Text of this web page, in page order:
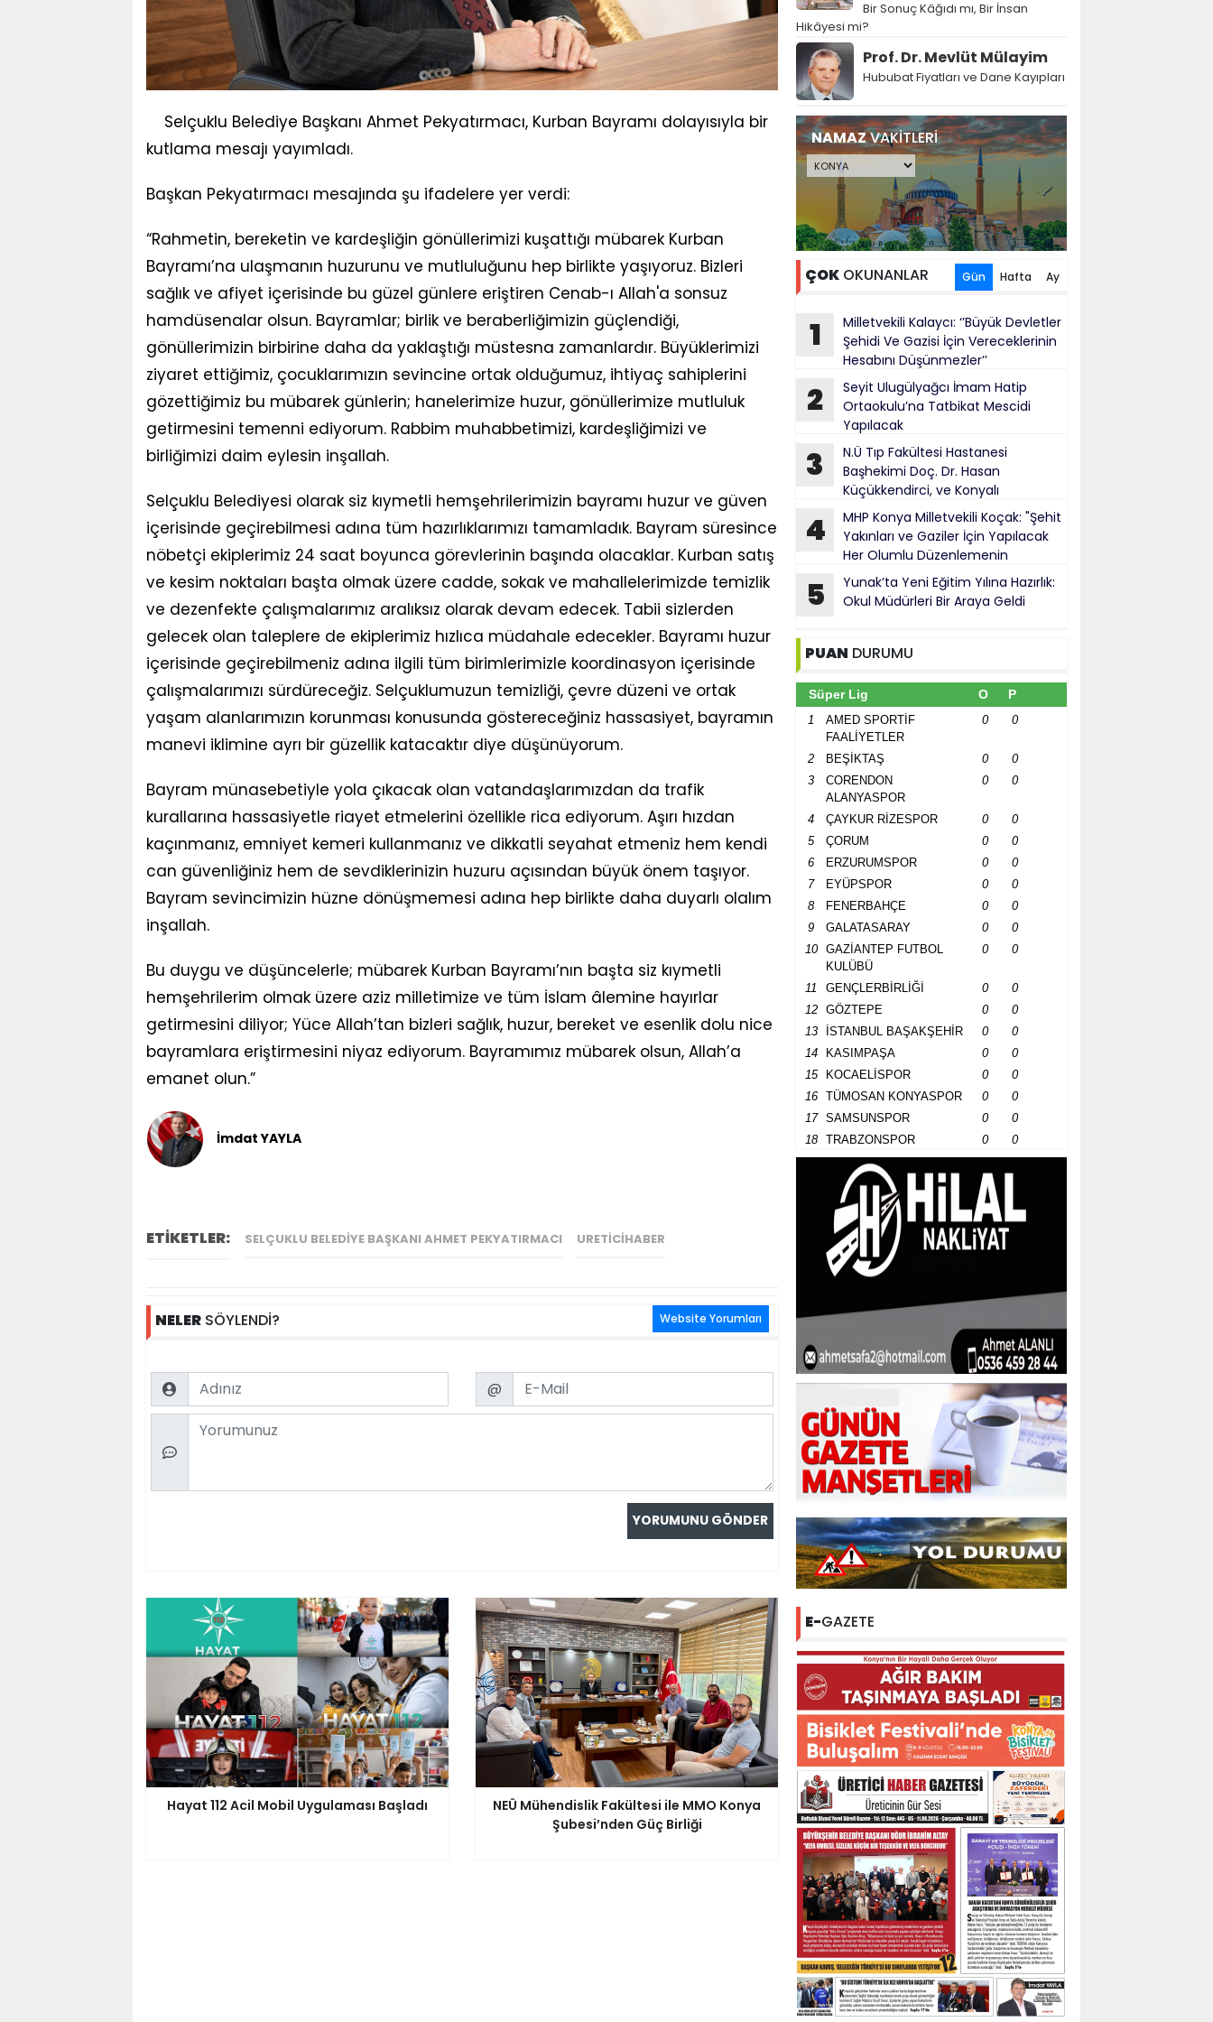
Selçuklu Belediye Başkanı Ahmet Pekyatırmacı, Kurban Bayramı dolayısıyla bir
kutlama mesajı yayımladı.
Başkan Pekyatırmacı mesajında şu ifadelere yer verdi:
“Rahmetin, bereketin ve kardeşliğin gönüllerimizi kuşattığı mübarek Kurban
Bayramı’na ulaşmanın huzurunu ve mutluluğunu hep birlikte yaşıyoruz. Bizleri
sağlık ve afiyet içerisinde bu güzel günlere eriştiren Cenab-ı Allah'a sonsuz
hamdüsenalar olsun. Bayramlar; birlik ve beraberliğimizin güçlendiği,
gönüllerimizin birbirine daha da yaklaştığı müstesna zamanlardır. Büyüklerimizi
ziyaret ettiğimiz, çocuklarımızın sevincine ortak olduğumuz, ihtiyaç sahiplerini
gözettiğimiz bu mübarek günlerin; hanelerimize huzur, gönüllerimize mutluluk
getirmesini temenni ediyorum. Rabbim muhabbetimizi, kardeşliğimizi ve
birliğimizi daim eylesin inşallah.
Selçuklu Belediyesi olarak siz kıymetli hemşehrilerimizin bayramı huzur ve güven
içerisinde geçirebilmesi adına tüm hazırlıklarımızı tamamladık. Bayram süresince
nöbetçi ekiplerimiz 24 saat boyunca görevlerinin başında olacaklar. Kurban satış
ve kesim noktaları başta olmak üzere cadde, sokak ve mahallelerimizde temizlik
ve dezenfekte çalışmalarımız aralıksız olarak devam edecek. Tabii sizlerden
gelecek olan taleplere de ekiplerimiz hızlıca müdahale edecekler. Bayramı huzur
içerisinde geçirebilmeniz adına ilgili tüm birimlerimizle koordinasyon içerisinde
çalışmalarımızı sürdüreceğiz. Selçuklumuzun temizliği, çevre düzeni ve ortak
yaşam alanlarımızın korunması konusunda göstereceğiniz hassasiyet, bayramın
manevi iklimine ayrı bir güzellik katacaktır diye düşünüyorum.
Bayram münasebetiyle yola çıkacak olan vatandaşlarımızdan da trafik
kurallarına hassasiyetle riayet etmelerini özellikle rica ediyorum. Aşırı hızdan
kaçınmanız, emniyet kemeri kullanmanız ve dikkatli seyahat etmeniz hem kendi
can güvenliğiniz hem de sevdiklerinizin huzuru açısından büyük önem taşıyor.
Bayram sevincimizin hüzne dönüşmemesi adına hep birlikte daha duyarlı olalım
inşallah.
Bu duygu ve düşüncelerle; mübarek Kurban Bayramı’nın başta siz kıymetli
hemşehrilerim olmak üzere aziz milletimize ve tüm İslam âlemine hayırlar
getirmesini diliyor; Yüce Allah’tan bizleri sağlık, huzur, bereket ve esenlik dolu nice
bayramlara eriştirmesini niyaz ediyorum. Bayramımız mübarek olsun, Allah’a
emanet olun.”
İmdat YAYLA
ETİKETLER: SELÇUKLU BELEDIYE BAŞKANI AHMET PEKYATIRMACI URETICIHABER
NELER SÖYLENDİ? Website Yorumları
Name Email
@
Comment
Hayat 112 Acil Mobil Uygulaması Başladı
NEÜ Mühendislik Fakültesi ile MMO Konya
Şubesi’nden Güç Birliği
Bir Sonuç Kâğıdı mı, Bir İnsan
Hikâyesi mi?
Prof. Dr. Mevlüt Mülayim
Hububat Fiyatları ve Dane Kayıpları
NAMAZVAKİTLERİ
ÇOK OKUNANLAR Gün Hafta Ay
1
Milletvekili Kalaycı: ‘’Büyük Devletler
Şehidi Ve Gazisi İçin Vereceklerinin
Hesabını Düşünmezler’’
2
Seyit Ulugülyağcı İmam Hatip
Ortaokulu’na Tatbikat Mescidi
Yapılacak
3
N.Ü Tıp Fakültesi Hastanesi
Başhekimi Doç. Dr. Hasan
Küçükkendirci, ve Konyalı
bürokratlar, Konya Cumhuriyet Başsavcısı
Mehmet Uzun’a hayırlı olsun ziyareti
4
MHP Konya Milletvekili Koçak: "Şehit
Yakınları ve Gaziler İçin Yapılacak
Her Olumlu Düzenlemenin
Yanındayız"
5
Yunak’ta Yeni Eğitim Yılına Hazırlık:
Okul Müdürleri Bir Araya Geldi
PUAN DURUMU
Süper Lig O P
1
AMED SPORTİF
FAALİYETLER
0 0
2 BEŞİKTAŞ 0
0
3
CORENDON
ALANYASPOR
0 0
4 ÇAYKUR RİZESPOR 0
0
5
ÇORUM 0
0
6
ERZURUMSPOR 0
0
7
EYÜPSPOR 0
0
8
FENERBAHÇE 0
0
9
GALATASARAY 0
0
10
GAZİANTEP FUTBOL
KULÜBÜ
0 0
11 GENÇLERBİRLİĞİ 0
0
12
GÖZTEPE 0
0
13
İSTANBUL BAŞAKŞEHİR 0
0
14
KASIMPAŞA 0
0
15
KOCAELİSPOR 0
0
16
TÜMOSAN KONYASPOR 0
0
17
SAMSUNSPOR 0
0
18
TRABZONSPOR 0 0
E-GAZETE